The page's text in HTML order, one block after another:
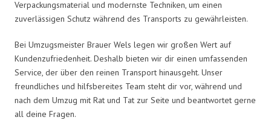
Verpackungsmaterial und modernste Techniken, um einen
zuverlässigen Schutz während des Transports zu gewährleisten.
Bei Umzugsmeister Brauer Wels legen wir großen Wert auf
Kundenzufriedenheit. Deshalb bieten wir dir einen umfassenden
Service, der über den reinen Transport hinausgeht. Unser
freundliches und hilfsbereites Team steht dir vor, während und
nach dem Umzug mit Rat und Tat zur Seite und beantwortet gerne
all deine Fragen.